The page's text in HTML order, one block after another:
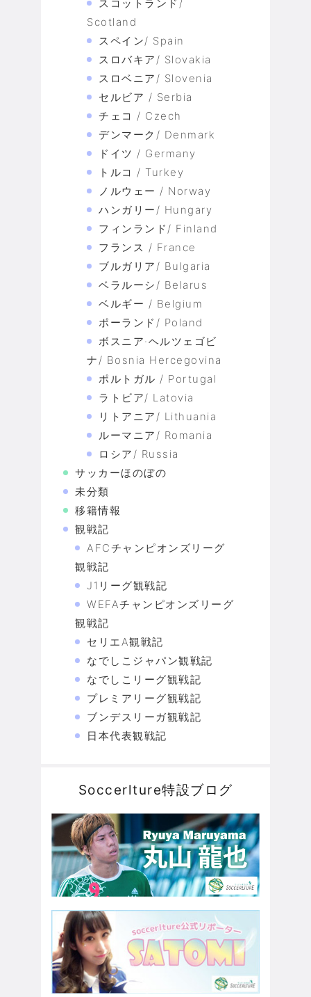
スコットランド/
Scotland
スペイン/ Spain
スロバキア/ Slovakia
スロベニア/ Slovenia
セルビア / Serbia
チェコ / Czech
デンマーク/ Denmark
ドイツ / Germany
トルコ / Turkey
ノルウェー / Norway
ハンガリー/ Hungary
フィンランド/ Finland
フランス / France
ブルガリア/ Bulgaria
ベラルーシ/ Belarus
ベルギー / Belgium
ポーランド/ Poland
ボスニア·ヘルツェゴビ
ナ/ Bosnia Hercegovina
ポルトガル / Portugal
ラトビア/ Latovia
リトアニア/ Lithuania
ルーマニア/ Romania
ロシア/ Russia
サッカーほのぼの
未分類
移籍情報
観戦記
AFCチャンピオンズリーグ
観戦記
J1リーグ観戦記
WEFAチャンピオンズリーグ
観戦記
セリエA観戦記
なでしこジャパン観戦記
なでしこリーグ観戦記
プレミアリーグ観戦記
ブンデスリーガ観戦記
日本代表観戦記
Soccerlture特設ブログ